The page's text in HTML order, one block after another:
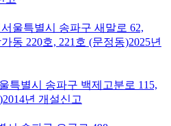
서울특별시 송파구 새말로 62,
동 220호, 221호 (문정동)2025년
특별시 송파구 백제고분로 115,
2014년 개설신고